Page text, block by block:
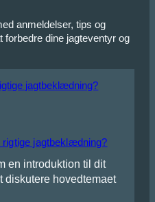
anmeldelser, tips og
dine jagteventyr og
jagtbeklædning?
en introduktion til dit
diskutere hovedtemaet